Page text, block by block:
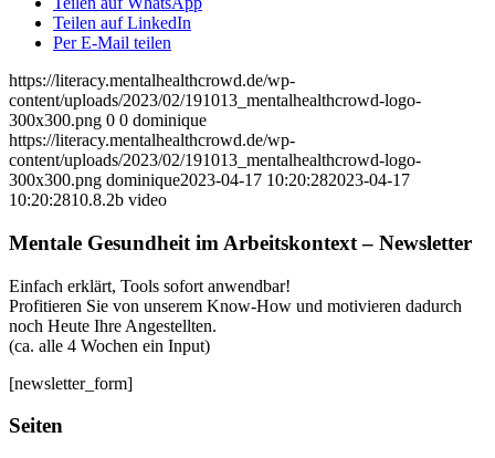
Teilen auf LinkedIn
Per E-Mail teilen
https://literacy.mentalhealthcrowd.de/wp-
content/uploads/2023/02/191013_mentalhealthcrowd-logo-
300x300.png 0 0 dominique
https://literacy.mentalhealthcrowd.de/wp-
content/uploads/2023/02/191013_mentalhealthcrowd-logo-
300x300.png dominique2023-04-17 10:20:282023-04-17
10:20:2810.8.2b video
Mentale Gesundheit im Arbeitskontext – Newsletter
Einfach erklärt, Tools sofort anwendbar!
Profitieren Sie von unserem Know-How und motivieren dadurch
noch Heute Ihre Angestellten.
(ca. alle 4 Wochen ein Input)
[newsletter_form]
Seiten